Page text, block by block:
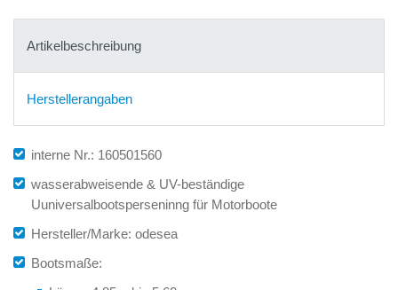
Artikelbeschreibung
Herstellerangaben
interne Nr.: 160501560
wasserabweisende & UV-beständige
Uuniversalbootsperseninng für Motorboote
Hersteller/Marke: odesea
Bootsmaße: